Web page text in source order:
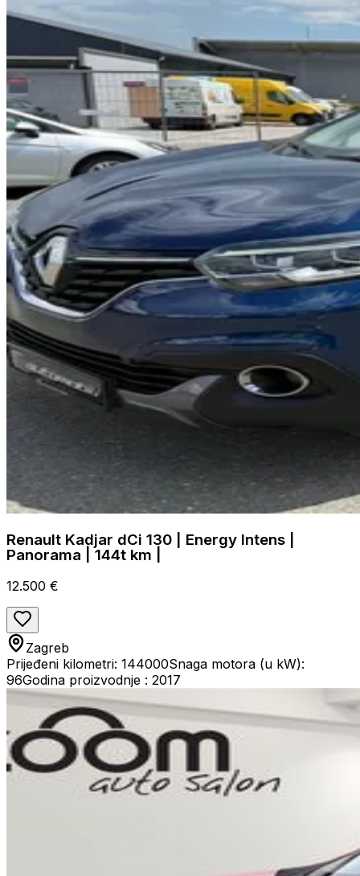
Renault Kadjar dCi 130 | Energy Intens |
Panorama | 144t km |
12.500 €
Zagreb
Prijeđeni kilometri: 144000Snaga motora (u kW):
96Godina proizvodnje : 2017